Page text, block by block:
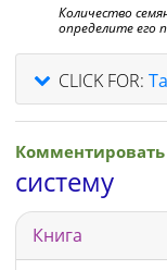
Количество
определите его
CLICK FOR:
Комментировать
систему
Книга